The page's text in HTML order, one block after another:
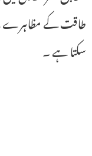
طاقت کے مظاہرے سے
سکتا ہے ۔